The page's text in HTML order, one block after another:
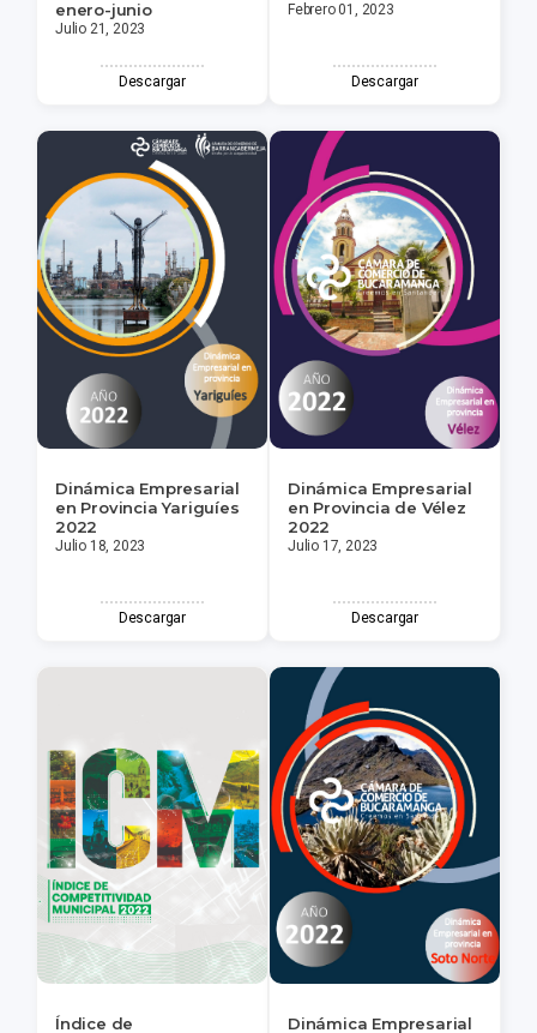
enero-junio
Julio 21, 2023
Descargar
Febrero 01, 2023
Descargar
Dinámica Empresarial
en Provincia Yariguíes
2022
Julio 18, 2023
Descargar
Dinámica Empresarial
en Provincia de Vélez
2022
Julio 17, 2023
Descargar
Índice de Dinámica Empresarial